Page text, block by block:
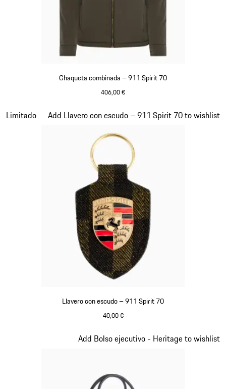
Chaqueta combinada – 911 Spirit 70
406,00 €
Llavero con escudo – 911 Spirit 70
40,00 €
Limitado Add Llavero con escudo – 911 Spirit 70 to wishlist
Diapositiva 7 de 20
Add Bolso ejecutivo - Heritage to wishlist